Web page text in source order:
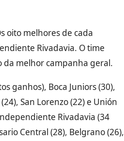
oito melhores de cada
Rivadavia. O time
da melhor campanha geral.
ganhos), Boca Juniors (30),
San Lorenzo (22) e Unión
Rivadavia (34
Central (28), Belgrano (26),